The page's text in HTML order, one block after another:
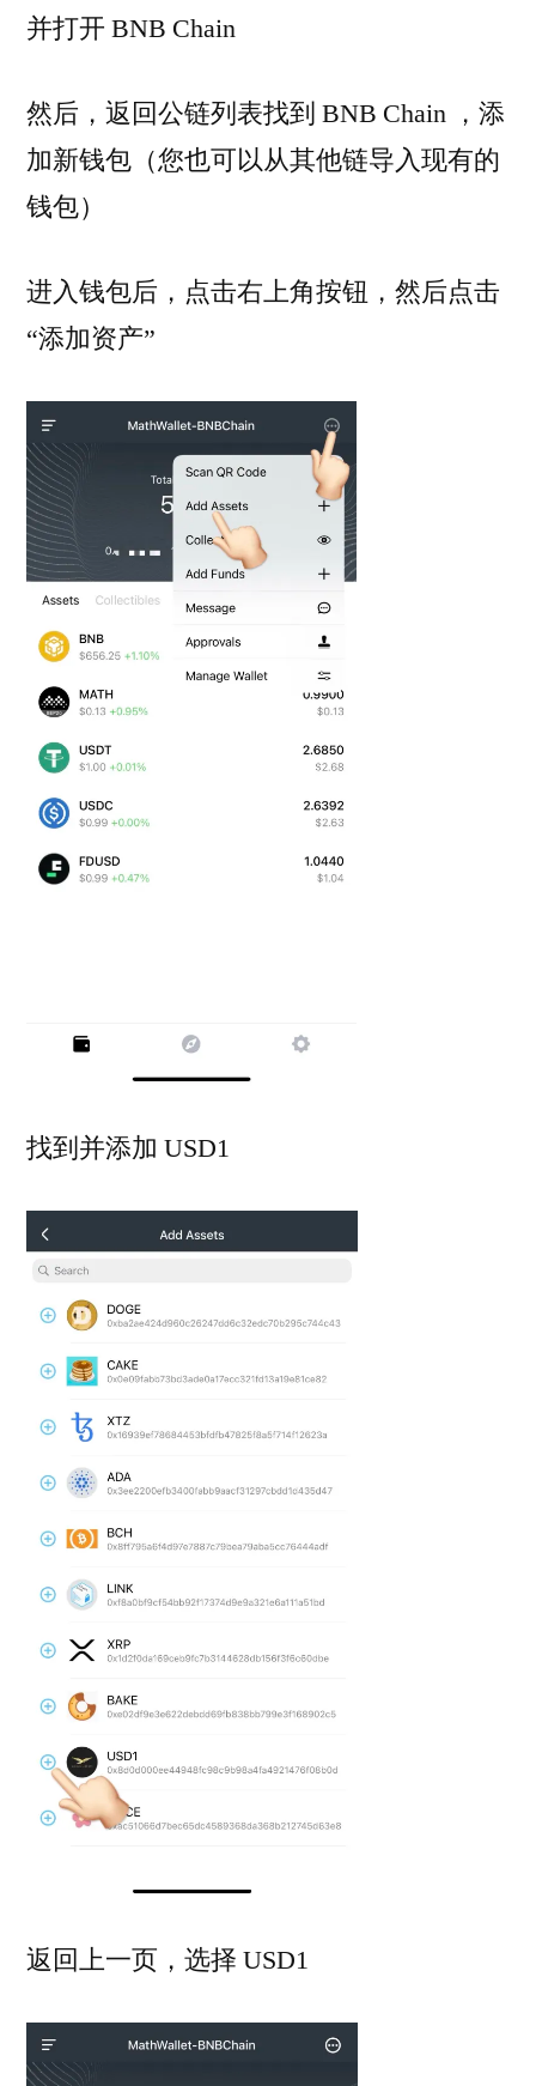
并打开 BNB Chain
然后，返回公链列表找到 BNB Chain ，添
加新钱包（您也可以从其他链导入现有的
钱包）
进入钱包后，点击右上角按钮，然后点击
“添加资产”
找到并添加 USD1
返回上一页，选择 USD1